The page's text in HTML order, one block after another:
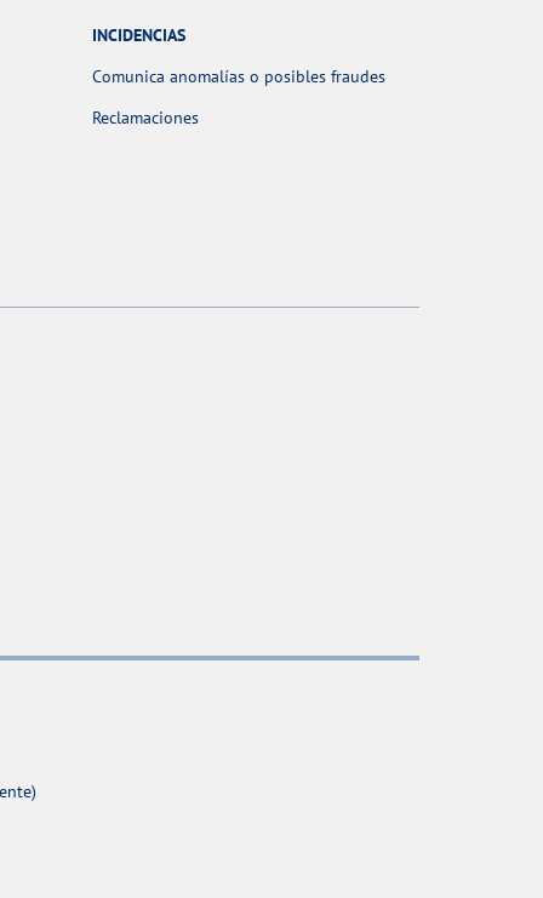
INCIDENCIAS
Comunica anomalías o posibles fraudes
Reclamaciones